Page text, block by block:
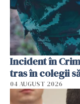
Incident în
tras în colegii
04 AUGUST 2026